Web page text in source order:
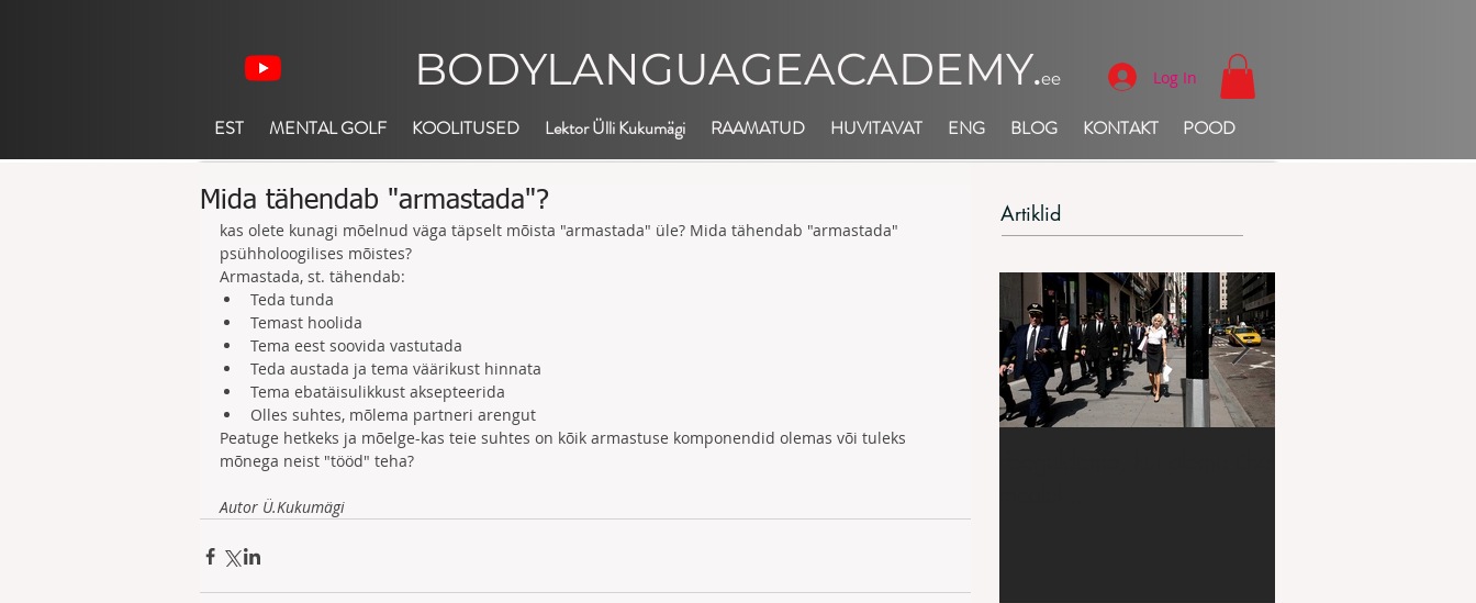
BODYLANGUAGEACADEMY.ee Log In
EST MENTAL GOLF KOOLITUSED Lektor Ülli Kukumägi RAAMATUD HUVITAVAT ENG BLOG KONTAKT POOD
Mida tähendab "armastada"?
kas olete kunagi mõelnud väga täpselt mõista "armastada" üle? Mida tähendab "armastada"
psühholoogilises mõistes?
Armastada, st. tähendab:
Teda tunda
Temast hoolida
Tema eest soovida vastutada
Teda austada ja tema väärikust hinnata
Tema ebatäisulikkust aksepteerida
Olles suhtes, mõlema partneri arengut
Peatuge hetkeks ja mõelge-kas teie suhtes on kõik armastuse komponendid olemas või tuleks
mõnega neist "tööd" teha?
Autor Ü.Kukumägi
Artiklid